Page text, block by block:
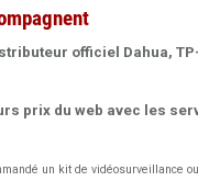
officiel Dahua,
prix du web avec les
un kit de vidéosurveillance